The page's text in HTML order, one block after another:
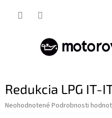
Redukcia LPG IT-
Priemerné
Neohodnotené Podrobnosti